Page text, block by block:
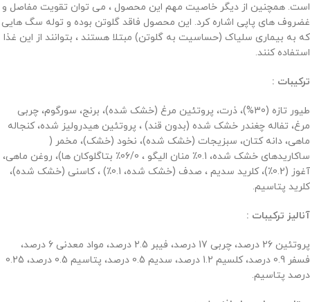
است. همچنین از دیگر خاصیت مهم این محصول ، می توان تقویت مفاصل و
غضروف های پاپی اشاره کرد. این محصول فاقد گلوتن بوده و توله سگ هایی
که به بیماری سلیاک (حساسیت به گلوتن) مبتلا هستند ، بتوانند از این غذا
استفاده کنند.
ترکیبات :
طیور تازه (30%)،
ذرت، پروتئین مرغ (خشک شده)، برنج، سورگوم، چربی
مرغ، تفاله چغندر خشک شده (بدون قند) ، پروتئین هیدرولیز شده، کنجاله
ماهی، دانه کتان، سبزیجات (خشک شده)، نخود (خشک)، مخمر (
ساکاریدهای خشک شده، 0.1٪ منان الیگو ، 06/0٪ بتاگلوکان ها)، روغن ماهی،
آغوز (0.2٪)، کلرید سدیم ، صدف (خشک شده، 0.1٪) ، کاسنی (خشک شده)،
کلرید پتاسیم.
آنالیز ترکیبات :
پروتئین 26 درصد، چربی 17 درصد، فیبر 2.5 درصد، مواد معدنی 6 درصد،
فسفر 0.9 درصد، کلسیم 1.2 درصد، سدیم 0.5 درصد، پتاسیم 0.5 درصد، 0.25
درصد پتاسیم.